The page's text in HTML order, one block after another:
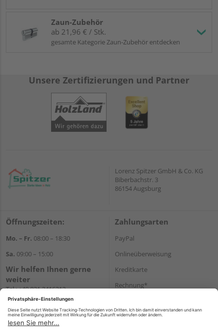
Zaun-Zubehör
ab 21,96 € / Stk.
gesamte Kategorie Zaun-Zubehör entdecken
Unsere Zertifizierungen und Partner
Lorenz Spitzer GmbH & Co. KG
Biberbachstr. 3
86154 Augsburg
Öffnungszeiten:
Mo. – Fr. 08:00 – 18:30
Sa. 09:00 – 15:00
Wir helfen Ihnen gerne
weiter
Tel.:+49 821 2416212
E-Mail:verwaltung@spitzer-
augsburg.de
Zahlungsarten
PayPal
Onlineüberweisung
Kreditkarte
Rechnung*
Versand